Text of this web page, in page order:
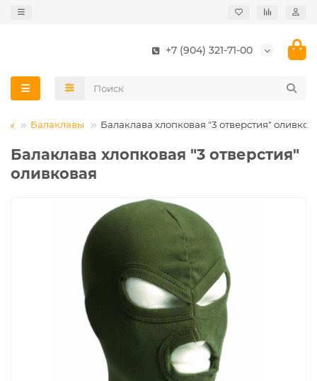
+7 (904) 321-71-00
Балаклавы Балаклава хлопковая "3 отверстия"
Балаклава хлопковая "3 отверстия"
оливковая